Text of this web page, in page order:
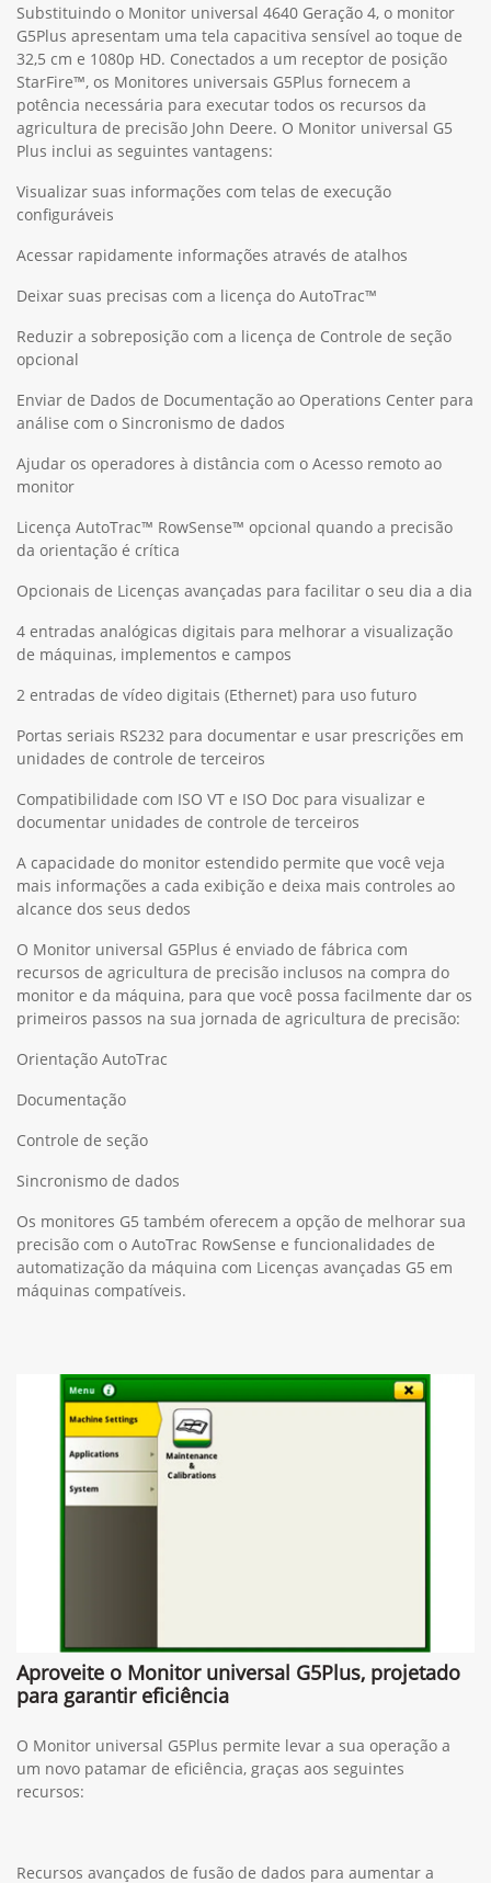
Substituindo o Monitor universal 4640 Geração 4, o monitor
G5Plus apresentam uma tela capacitiva sensível ao toque de
32,5 cm e 1080p HD. Conectados a um receptor de posição
StarFire™, os Monitores universais G5Plus fornecem a
potência necessária para executar todos os recursos da
agricultura de precisão John Deere. O Monitor universal G5
Plus inclui as seguintes vantagens:
Visualizar suas informações com telas de execução
configuráveis
Acessar rapidamente informações através de atalhos
Deixar suas precisas com a licença do AutoTrac™
Reduzir a sobreposição com a licença de Controle de seção
opcional
Enviar de Dados de Documentação ao Operations Center para
análise com o Sincronismo de dados
Ajudar os operadores à distância com o Acesso remoto ao
monitor
Licença AutoTrac™ RowSense™ opcional quando a precisão
da orientação é crítica
Opcionais de Licenças avançadas para facilitar o seu dia a dia
4 entradas analógicas digitais para melhorar a visualização
de máquinas, implementos e campos
2 entradas de vídeo digitais (Ethernet) para uso futuro
Portas seriais RS232 para documentar e usar prescrições em
unidades de controle de terceiros
Compatibilidade com ISO VT e ISO Doc para visualizar e
documentar unidades de controle de terceiros
A capacidade do monitor estendido permite que você veja
mais informações a cada exibição e deixa mais controles ao
alcance dos seus dedos
O Monitor universal G5Plus é enviado de fábrica com
recursos de agricultura de precisão inclusos na compra do
monitor e da máquina, para que você possa facilmente dar os
primeiros passos na sua jornada de agricultura de precisão:
Orientação AutoTrac
Documentação
Controle de seção
Sincronismo de dados
Os monitores G5 também oferecem a opção de melhorar sua
precisão com o AutoTrac RowSense e funcionalidades de
automatização da máquina com Licenças avançadas G5 em
máquinas compatíveis.
Aproveite o Monitor universal G5Plus, projetado
para garantir eficiência
O Monitor universal G5Plus permite levar a sua operação a
um novo patamar de eficiência, graças aos seguintes
recursos:
Recursos avançados de fusão de dados para aumentar a